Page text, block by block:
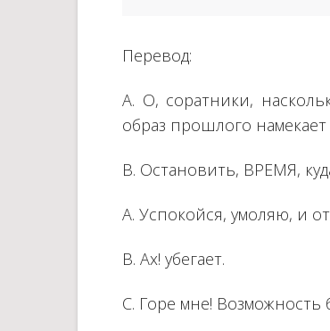
Перевод:
A. О, соратники,
образ прошлого
B. Остановить, ВРЕМЯ,
A. Успокойся, умоляю, и
B. Ах! убегает.
C. Горе мне!